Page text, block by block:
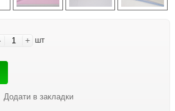
+ шт
Додати в закладки